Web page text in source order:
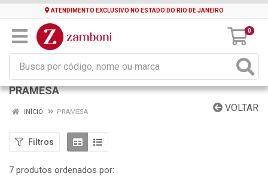
ATENDIMENTO EXCLUSIVO NO ESTADO DO RIO DE JANEIRO
0
PRAMESA
VOLTAR
INÍCIO PRAMESA
Filtros
7 produtos ordenados por: